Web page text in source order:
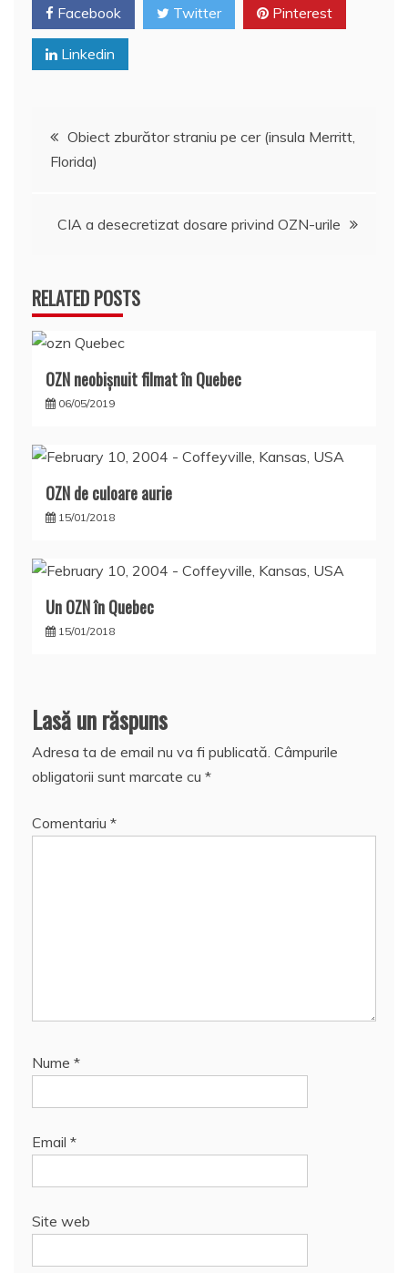
Facebook Twitter Pinterest
Linkedin
Navigare
articole
Obiect zburător straniu pe cer (insula Merritt,
Florida)
CIA a desecretizat dosare privind OZN-urile
RELATED POSTS
OZN neobișnuit filmat în Quebec
06/05/2019
OZN de culoare aurie
15/01/2018
Un OZN în Quebec
15/01/2018
Lasă un răspuns
Adresa ta de email nu va fi publicată. Câmpurile
obligatorii sunt marcate cu *
Comentariu *
Nume *
Email *
Site web